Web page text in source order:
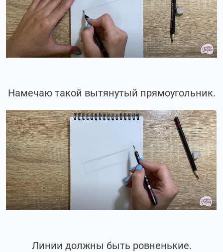
Намечаю такой вытянутый прямоугольник.
Линии должны быть ровненькие.